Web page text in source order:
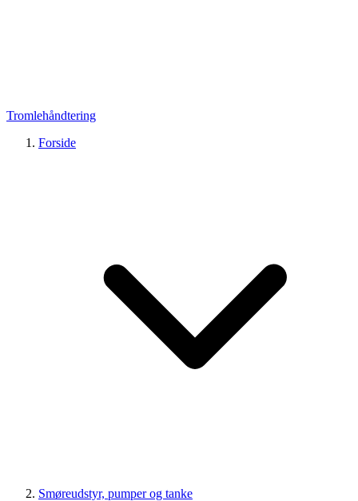
Tromlehåndtering
Forside
Smøreudstyr, pumper og tanke